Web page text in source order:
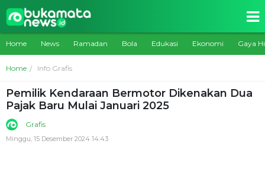
Home News Ramadan Bola Edukasi Ekonomi Gaya
Home Info Grafis
Pemilik Kendaraan Bermotor Dikenakan Dua
Pajak Baru Mulai Januari 2025
Grafis
Minggu, 15 Desember 2024 14:43